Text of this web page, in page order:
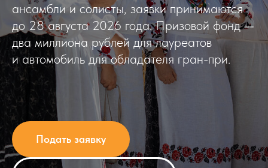
ансамбли и солисты, заявки принимаются
до 28 августа 2026 года. Призовой фонд —
два миллиона рублей для лауреатов
и автомобиль для обладателя гран-при.
Подать заявку